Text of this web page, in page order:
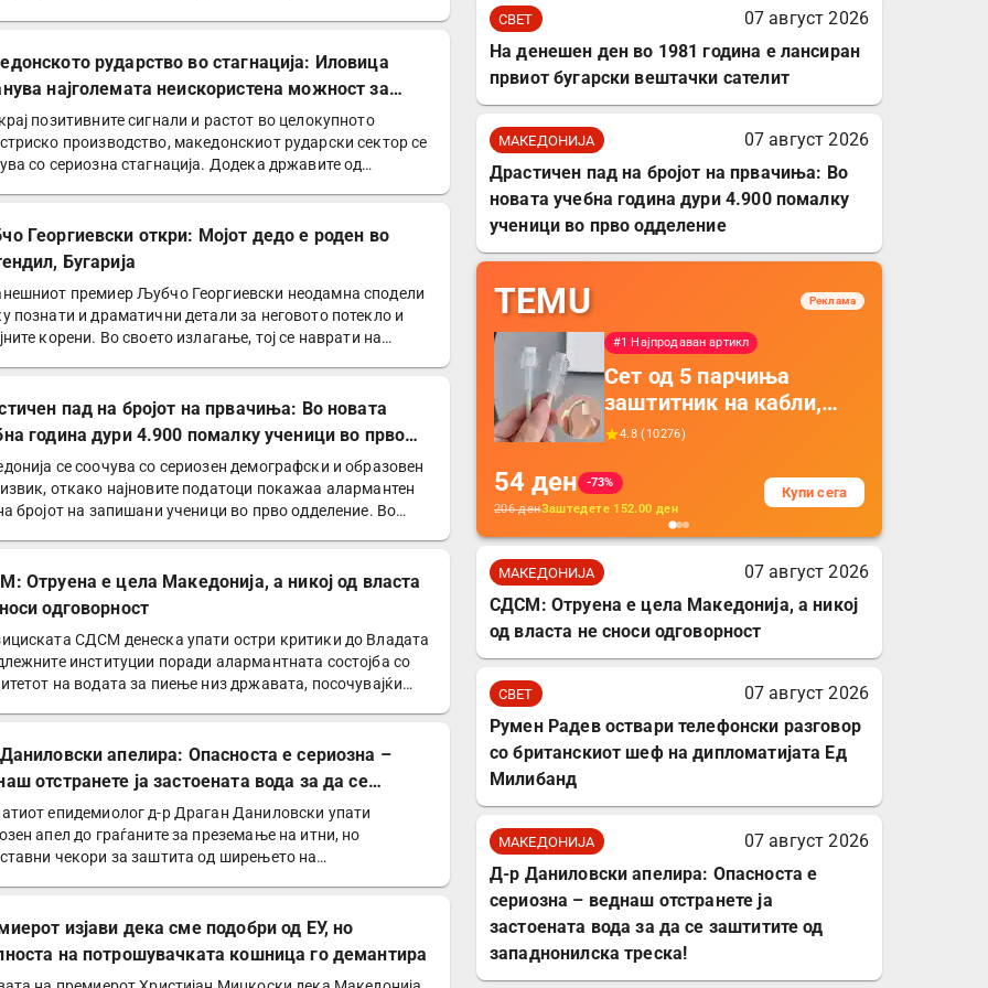
рударство во стагнација: Иловица
најголемата неискористена можност за
раст
позитивните сигнали и растот во целокупното
производство, македонскиот рударски сектор се
со сериозна стагнација. Додека државите од
Георгиевски откри: Мојот дедо е роден во
Бугарија
премиер Љубчо Георгиевски неодамна сподели
познати и драматични детали за неговото потекло и
корени. Во своето излагање, тој се наврати на…
пад на бројот на првачиња: Во новата
година дури 4.900 помалку ученици во прво
се соочува со сериозен демографски и образовен
откако најновите податоци покажаа алармантен
бројот на запишани ученици во прво одделение. Во…
Отруена е цела Македонија, а никој од власта
одговорност
СДСМ денеска упати остри критики до Владата
институции поради алармантната состојба со
на водата за пиење низ државата, посочувајќи…
апелира: Опасноста е сериозна –
отстранете ја застоената вода за да се
од западнонилска треска!
епидемиолог д-р Драган Даниловски упати
апел до граѓаните за преземање на итни, но
чекори за заштита од ширењето на
изјави дека сме подобри од ЕУ, но
на потрошувачката кошница го демантира
СВЕТ
07 август 2026
На денешен ден во 1981 година е лансиран
првиот бугарски вештачки сателит
МАКЕДОНИЈА
07 август 2026
Драстичен пад на бројот на првачиња: Во
новата учебна година дури 4.900 помалку
ученици во прво одделение
TEMU Реклама
#1 Најпродаван артикл
Сет од 5 парчиња
заштитник на кабли,
прекривка за заштита
додатоци за заштита на
кабли, без батерија, за
мобилни телефони,
комплет за заштита на
4.8 (10276)
54 ден
-73%
206денЗаштедете 152.00 ден
Купи сега
МАКЕДОНИЈА
07 август 2026
СДСМ: Отруена е цела Македонија, а никој
од власта не сноси одговорност
СВЕТ
07 август 2026
Румен Радев оствари телефонски разговор
со британскиот шеф на дипломатијата Ед
Милибанд
МАКЕДОНИЈА
07 август 2026
Д-р Даниловски апелира: Опасноста е
сериозна – веднаш отстранете ја
застоената вода за да се заштитите од
западнонилска треска!